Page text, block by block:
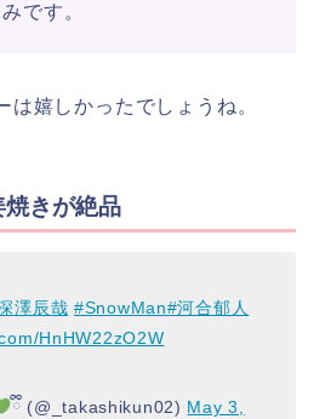
です。
嬉しかったでしょうね。
きが絶品
澤辰哉 #SnowMan#河合郁人
HnHW22zO2W
ྀི (@_takashikun02) May 3,